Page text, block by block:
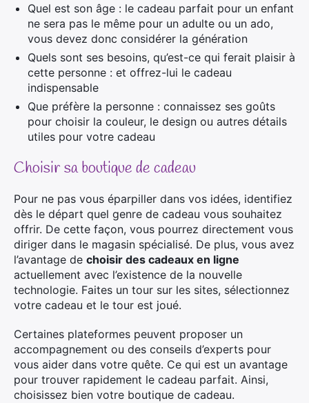
Quel est son âge : le cadeau parfait pour un enfant
ne sera pas le même pour un adulte ou un ado,
vous devez donc considérer la génération
Quels sont ses besoins, qu’est-ce qui ferait plaisir à
cette personne : et offrez-lui le cadeau
indispensable
Que préfère la personne : connaissez ses goûts
pour choisir la couleur, le design ou autres détails
utiles pour votre cadeau
Choisir sa boutique de cadeau
Pour ne pas vous éparpiller dans vos idées, identifiez
dès le départ quel genre de cadeau vous souhaitez
offrir. De cette façon, vous pourrez directement vous
diriger dans le magasin spécialisé. De plus, vous avez
l’avantage de choisir des cadeaux en ligne
actuellement avec l’existence de la nouvelle
technologie. Faites un tour sur les sites, sélectionnez
votre cadeau et le tour est joué.
Certaines plateformes peuvent proposer un
accompagnement ou des conseils d’experts pour
vous aider dans votre quête. Ce qui est un avantage
pour trouver rapidement le cadeau parfait. Ainsi,
choisissez bien votre boutique de cadeau.